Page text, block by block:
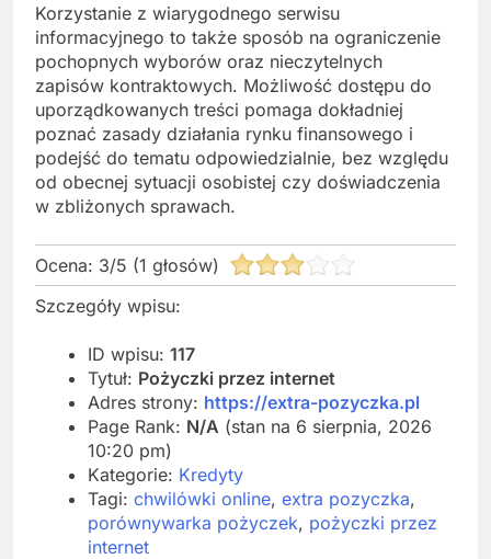
Korzystanie z wiarygodnego serwisu
informacyjnego to także sposób na ograniczenie
pochopnych wyborów oraz nieczytelnych
zapisów kontraktowych. Możliwość dostępu do
uporządkowanych treści pomaga dokładniej
poznać zasady działania rynku finansowego i
podejść do tematu odpowiedzialnie, bez względu
od obecnej sytuacji osobistej czy doświadczenia
w zbliżonych sprawach.
Ocena: 3/5 (1 głosów)
Szczegóły wpisu:
ID wpisu: 117
Tytuł: Pożyczki przez internet
Adres strony: https://extra-pozyczka.pl
Page Rank: N/A (stan na 6 sierpnia, 2026
10:20 pm)
Kategorie: Kredyty
Tagi: chwilówki online, extra pozyczka,
porównywarka pożyczek, pożyczki przez
internet